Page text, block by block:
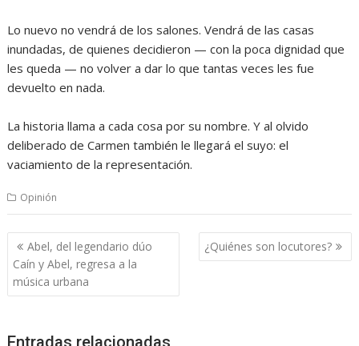
‎Lo nuevo no vendrá de los salones. Vendrá de las casas
inundadas, de quienes decidieron — con la poca dignidad que
les queda — no volver a dar lo que tantas veces les fue
devuelto en nada.
‎La historia llama a cada cosa por su nombre. Y al olvido
deliberado de Carmen también le llegará el suyo: el
vaciamiento de la representación.
Opinión
Navegación
de
entradas
Abel, del legendario dúo
Caín y Abel, regresa a la
música urbana
¿Quiénes son locutores?
Entradas relacionadas